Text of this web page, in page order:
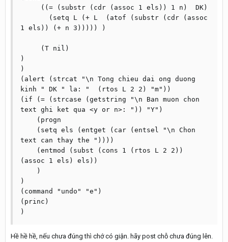
1 els)) (+ n 3))))) )
)
)
(alert (strcat "\n Tong chieu dai ong duong
kinh " DK " la: "  (rtos L 2 2) "m"))
(if (= (strcase (getstring "\n Ban muon chon
text ghi ket qua <y or n>: ")) "Y")
text can thay the "))))
(assoc 1 els) els))
)
(command "undo" "e")
(princ)
Hề hề hề, nếu chưa đúng thì chớ có giận. hãy post chỗ chưa đúng lên.